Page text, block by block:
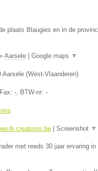
plaats Blaugies en in de
» Aarsele Google maps ▼
Aarsele (West-Vlaanderen)
-, BTW-nr: -
creations.be Screenshot ▼
met reeds 30 jaar ervaring